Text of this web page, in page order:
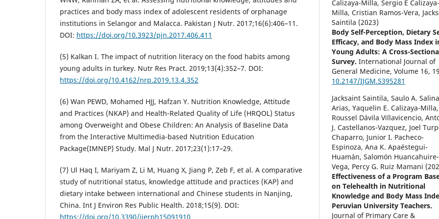
practices and body mass index of adolescent residents of orphanage
institutions in Selangor and Malacca. Pakistan J Nutr. 2017;16(6):406–11.
DOI: https://doi.org/10.3923/pjn.2017.406.411
(5) Kalkan I. The impact of nutrition literacy on the food habits among
young adults in turkey. Nutr Res Pract. 2019;13(4):352–7. DOI:
https://doi.org/10.4162/nrp.2019.13.4.352
(6) Wan PEWD, Mohamed HJJ, Hafzan Y. Nutrition Knowledge, Attitude
and Practices (NKAP) and Health-Related Quality of Life (HRQOL) Status
among Overweight and Obese Children: An Analysis of Baseline Data
from the Interactive Multimedia-based Nutrition Education
Package(IMNEP) Study. Mal J Nutr. 2017;23(1):17–29.
(7) Ul Haq I, Mariyam Z, Li M, Huang X, Jiang P, Zeb F, et al. A comparative
study of nutritional status, knowledge attitude and practices (KAP) and
dietary intake between international and Chinese students in Nanjing,
China. Int J Environ Res Public Health. 2018;15(9). DOI:
https://doi.org/10.3390/ijerph15091910
Calizaya-Milla, Sergio E Calizaya-
Milla, Cristian Ramos-Vera,
Saintila (2023)
Body Self-Perception, Dietary
Efficacy, and Body Mass Index
Young Adults: A Cross-
Survey.International Journal of
General Medicine,Volume 16,
10.2147/IJGM.S395281
Jacksaint Saintila, Saulo A.
Arias, Yaquelin E. Calizaya-Milla,
Roussel Dávila Villavicencio,
J. Castellanos-Vazquez, Joel
Chaparro, Junior I. Pacheco-
Espinoza, Ana K. Apaéstegui-
Huamán, Salomón Huancahuire-
Vega, Percy G. Ruiz Mamani
Effectiveness of a Program
on Telehealth in Nutritional
Knowledge and Body Mass
Peruvian University Teachers.
Journal of Primary Care &